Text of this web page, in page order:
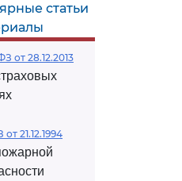
статьи
от 28.12.2013
21.12.1994